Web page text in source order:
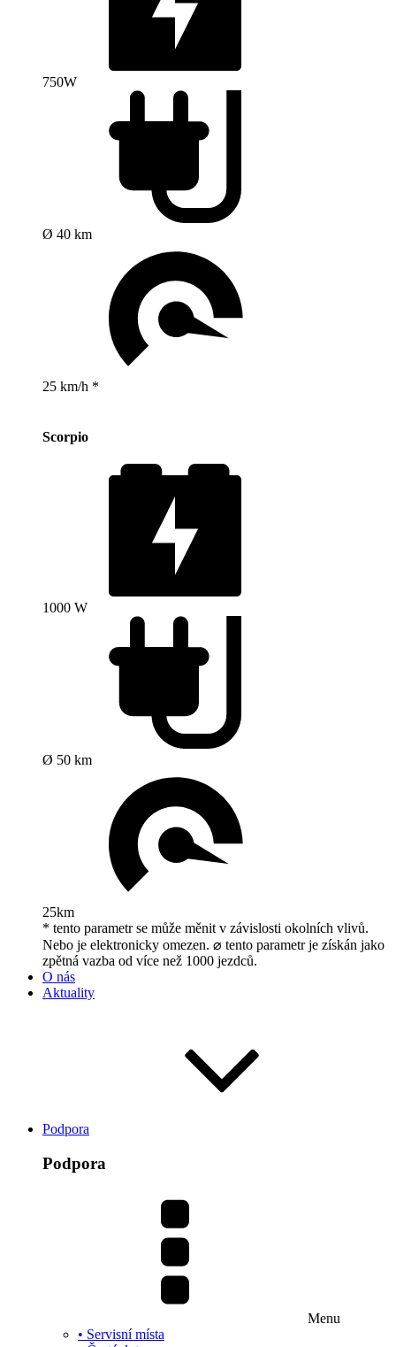
750W
Ø 40 km
25 km/h *
Scorpio
1000 W
Ø 50 km
25km
* tento parametr se může měnit v závislosti okolních vlivů.
Nebo je elektronicky omezen. ⌀ tento parametr je získán jako
zpětná vazba od více než 1000 jezdců.
O nás
Aktuality
Podpora
Podpora
Menu
• Servisní místa